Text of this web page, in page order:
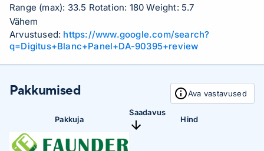
Range (max): 33.5 Rotation: 180 Weight: 5.7
Vähem
Arvustused: https://www.google.com/search?
q=Digitus+Blanc+Panel+DA-90395+review
Pakkumised Ava vastavused
Pakkuja
Saadavus
Hind